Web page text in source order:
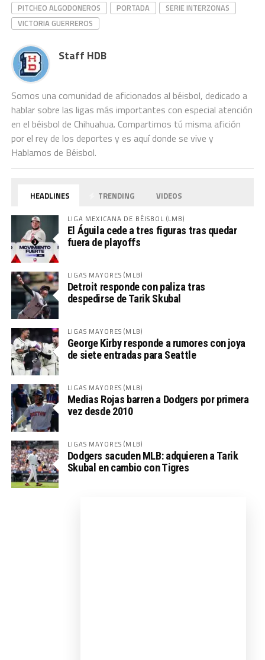
PITCHEO ALGODONEROS PORTADA
SERIE INTERZONAS
VICTORIA GUERREROS
Staff HDB
Somos una comunidad de aficionados al béisbol, dedicado a
hablar sobre las ligas más importantes con especial atención
en el béisbol de Chihuahua. Compartimos tú misma afición
por el rey de los deportes y es aquí donde se vive y
Hablamos de Béisbol.
HEADLINES TRENDING VIDEOS
LIGA MEXICANA DE BÉISBOL (LMB)
El Águila cede a tres figuras tras quedar
fuera de playoffs
LIGAS MAYORES (MLB)
Detroit responde con paliza tras
despedirse de Tarik Skubal
LIGAS MAYORES (MLB)
George Kirby responde a rumores con joya
de siete entradas para Seattle
LIGAS MAYORES (MLB)
Medias Rojas barren a Dodgers por primera
vez desde 2010
LIGAS MAYORES (MLB)
Dodgers sacuden MLB: adquieren a Tarik
Skubal en cambio con Tigres